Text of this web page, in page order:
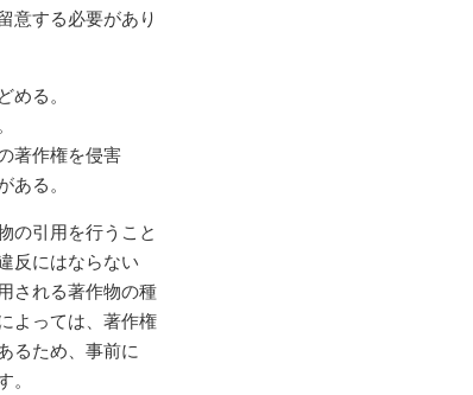
意する必要があり
める。
著作権を侵害
ある。
の引用を行うこと
反にはならない
される著作物の種
よっては、著作権
るため、事前に
。